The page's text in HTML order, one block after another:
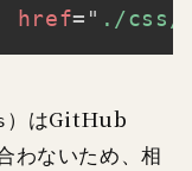
href= " ./css/
）はGitHub
わないため、相